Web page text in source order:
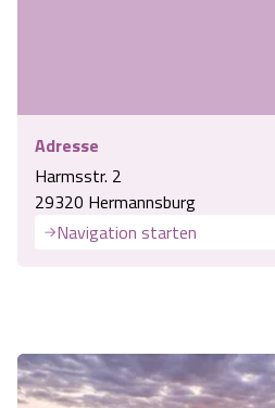
Adresse
Harmsstr. 2
29320 Hermannsburg
Navigation starten